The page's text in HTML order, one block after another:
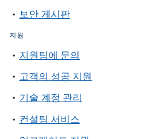
보안 게시판
지원
지원팀에 문의
고객의 성공 지원
기술 계정 관리
컨설팅 서비스